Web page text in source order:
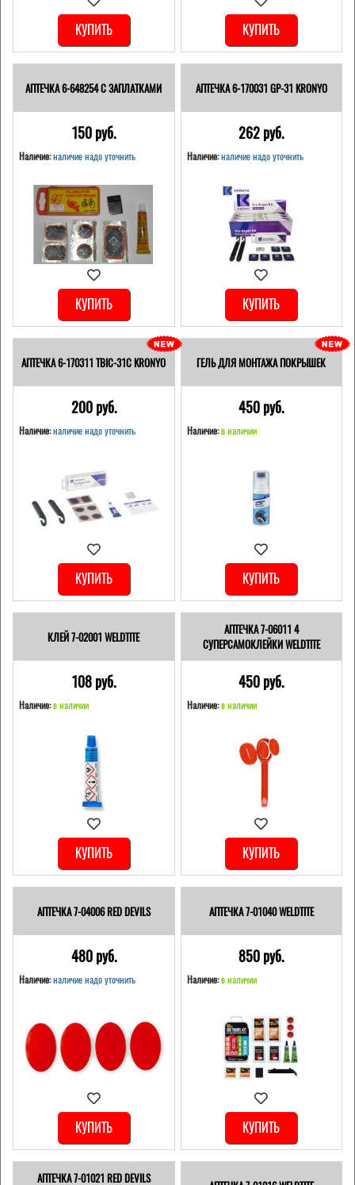
КУПИТЬ КУПИТЬ
АПТЕЧКА 6-648254 С ЗАПЛАТКАМИ
150 pуб.
Наличие:наличие надо уточнить
КУПИТЬ
АПТЕЧКА 6-170031 GP-31 KRONYO
262 pуб.
Наличие: наличие надо уточнить
КУПИТЬ
АПТЕЧКА 6-170311 TBIC-31C KRONYO
200 pуб.
Наличие:наличие надо уточнить
КУПИТЬ
ГЕЛЬ ДЛЯ МОНТАЖА ПОКРЫШЕК
450 pуб.
Наличие: в наличии
КУПИТЬ
КЛЕЙ 7-02001 WELDTITE
108 pуб.
Наличие:в наличии
КУПИТЬ
АПТЕЧКА 7-06011 4
СУПЕРСАМОКЛЕЙКИ WELDTITE
450 pуб.
Наличие: в наличии
КУПИТЬ
АПТЕЧКА 7-04006 RED DEVILS
480 pуб.
Наличие:наличие надо уточнить
КУПИТЬ
АПТЕЧКА 7-01040 WELDTITE
850 pуб.
Наличие: в наличии
КУПИТЬ
АПТЕЧКА 7-01021 RED DEVILS